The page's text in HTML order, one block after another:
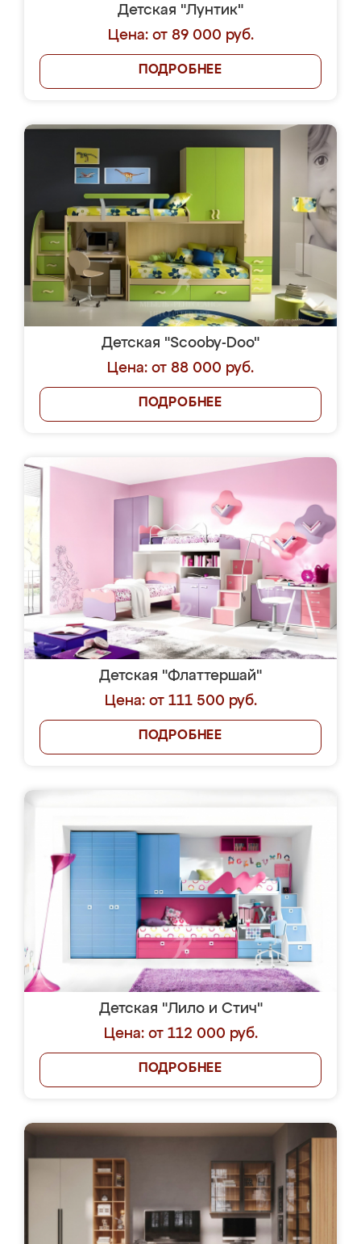
Детская "Лунтик"
Цена: от 89 000 руб.
ПОДРОБНЕЕ
Детская "Scooby-Doo"
Цена: от 88 000 руб.
ПОДРОБНЕЕ
Детская "Флаттершай"
Цена: от 111 500 руб.
ПОДРОБНЕЕ
Детская "Лило и Стич"
Цена: от 112 000 руб.
ПОДРОБНЕЕ